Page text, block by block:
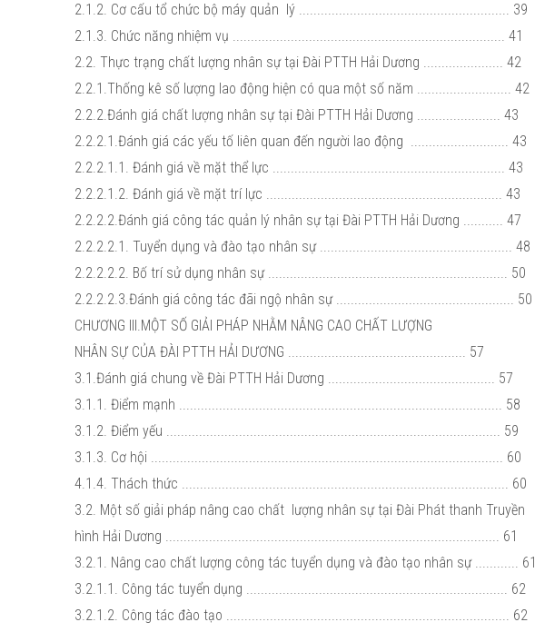
2.1.2. Cơ cấu tổ chức bộ máy quản lý .......................................................... 39
2.1.3. Chức năng nhiệm vụ ........................................................................... 41
2.2. Thực trạng chất lượng nhân sự tại Đài PTTH Hải Dương ...................... 42
2.2.1.Thống kê số lượng lao động hiện có qua một số năm .......................... 42
2.2.2.Đánh giá chất lượng nhân sự tại Đài PTTH Hải Dương ....................... 43
2.2.2.1.Đánh giá các yếu tố liên quan đến người lao động ........................... 43
2.2.2.1.1. Đánh giá về mặt thể lực ................................................................ 43
2.2.2.1.2. Đánh giá về mặt trí lực ................................................................. 43
2.2.2.2.Đánh giá công tác quản lý nhân sự tại Đài PTTH Hải Dương ........... 47
2.2.2.2.1. Tuyển dụng và đào tạo nhân sự ..................................................... 48
2.2.2.2.2. Bố trí sử dụng nhân sự .................................................................. 50
2.2.2.2.3.Đánh giá công tác đãi ngộ nhân sự ................................................. 50
CHƯƠNG III.MỘT SỐ GIẢI PHÁP NHẰM NÂNG CAO CHẤT LƯỢNG
NHÂN SỰ CỦA ĐÀI PTTH HẢI DƯƠNG ................................................. 57
3.1.Đánh giá chung về Đài PTTH Hải Dương .............................................. 57
3.1.1. Điểm mạnh ......................................................................................... 58
3.1.2. Điểm yếu ............................................................................................ 59
3.1.3. Cơ hội ................................................................................................. 60
4.1.4. Thách thức .......................................................................................... 60
3.2. Một số giải pháp nâng cao chất lượng nhân sự tại Đài Phát thanh Truyền
hình Hải Dương ............................................................................................ 61
3.2.1. Nâng cao chất lượng công tác tuyển dụng và đào tạo nhân sự ............ 61
3.2.1.1. Công tác tuyển dụng ........................................................................ 62
3.2.1.2. Công tác đào tạo .............................................................................. 62